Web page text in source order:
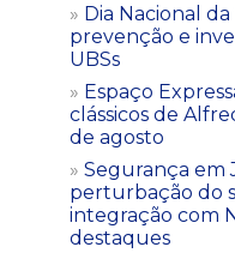
Dia Nacional
prevenção e
UBSs
Espaço
clássicos de
de agosto
Segurança em
perturbação do
integração com
destaques